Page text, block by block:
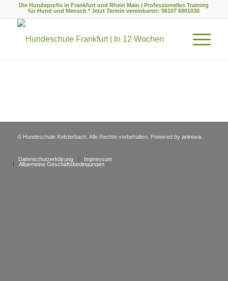
Die Hundeprofis in Frankfurt und Rhein Main | Professionelles Training
für Hund und Mensch * Jetzt Termin vereinbaren: 06107 6801030
© Hundeschule Kelsterbach. Alle Rechte vorbehalten. Powered by aninova.
Datenschutzerklärung
Impressum
Allgemeine Geschäftsbedingungen